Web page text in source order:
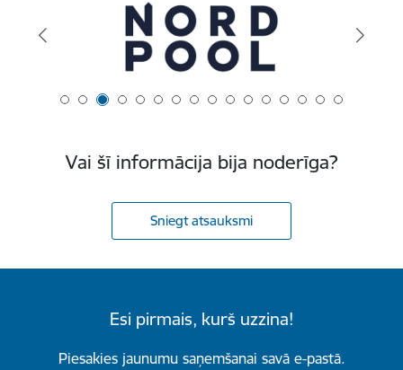
Vai šī informācija bija noderīga?
Sniegt atsauksmi
Esi pirmais, kurš uzzina!
Piesakies jaunumu saņemšanai savā e-pastā.